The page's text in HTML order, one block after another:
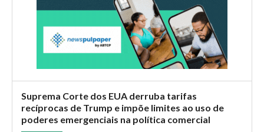
Suprema Corte dos EUA derruba tarifas
recíprocas de Trump e impõe limites ao uso de
poderes emergenciais na política comercial